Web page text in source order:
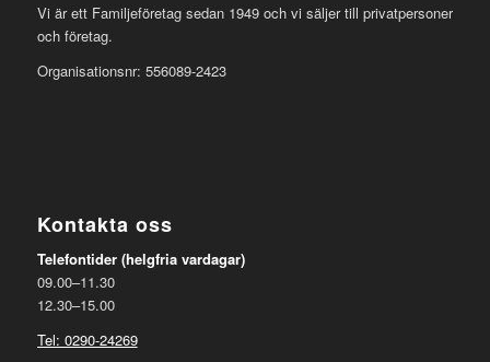
Vi är ett Familjeföretag sedan 1949 och vi säljer till privatpersoner
och företag.
Organisationsnr: 556089-2423
Kontakta oss
Telefontider (helgfria vardagar)
09.00–11.30
12.30–15.00
Tel: 0290-24269